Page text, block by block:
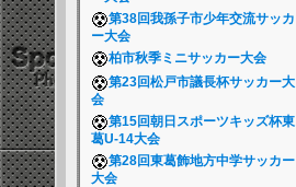
第38回我孫子市少年交流サッカ
ー大会
柏市秋季ミニサッカー大会
第23回松戸市議長杯サッカー大
会
第15回朝日スポーツキッズ杯東
葛U-14大会
第28回東葛飾地方中学サッカー
大会